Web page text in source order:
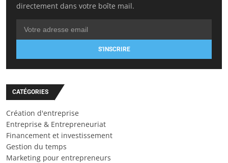
directement dans votre boîte mail.
S'INSCRIRE
CATÉGORIES
Création d'entreprise
Entreprise & Entrepreneuriat
Financement et investissement
Gestion du temps
Marketing pour entrepreneurs